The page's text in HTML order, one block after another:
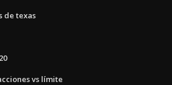
de texas
vs límite